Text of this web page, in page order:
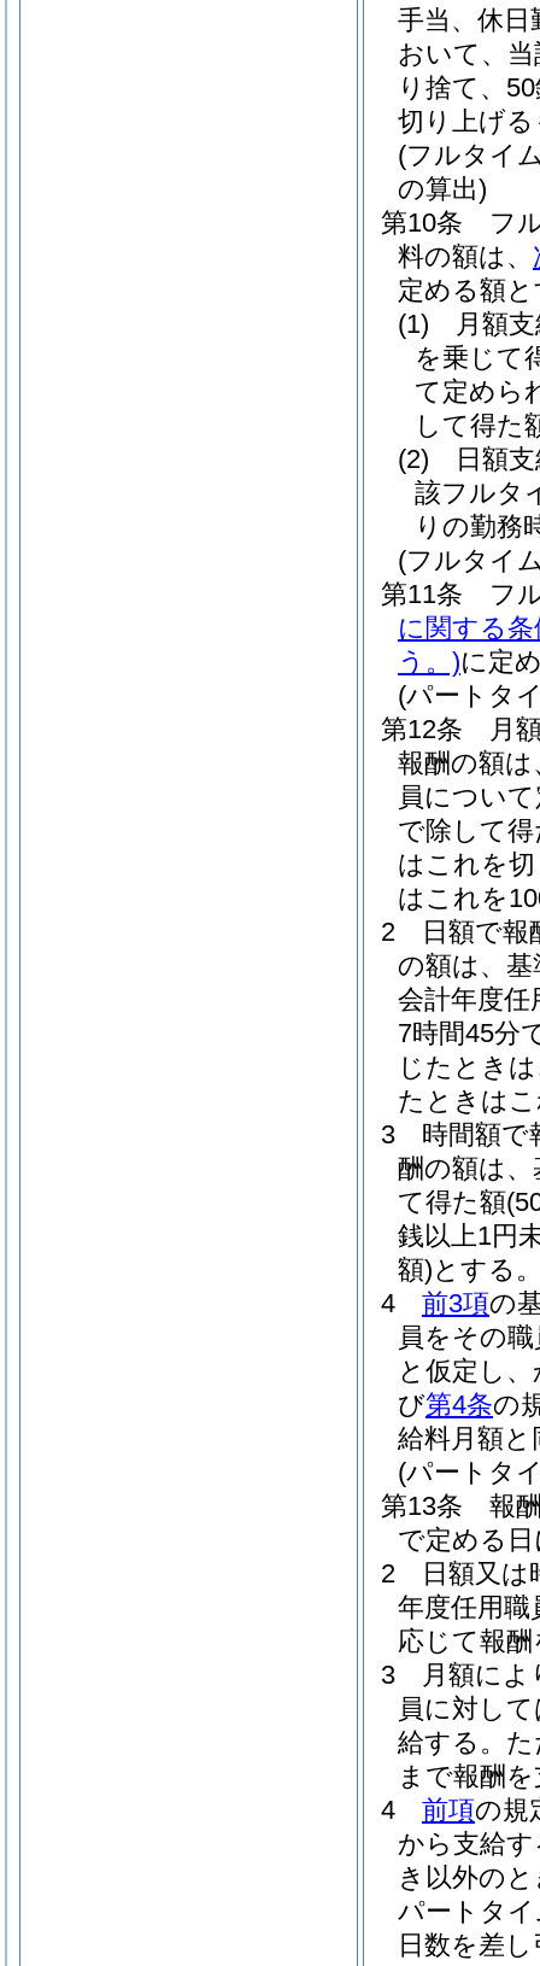
手当、休日
おいて、
り捨て、
切り上げ
(フルタイ
の算出)
第10条
フ
料の額は、
定める額
(1)
月額
を乗じて
て定めら
して得た
(2)
日額
該フルタ
りの勤務
(フルタイ
第11条
フ
に関する条
う。)に定
(パートタ
第12条
月
報酬の額
員につい
で除して
はこれを
はこれを
2
日額で
の額は、
会計年度
7時間45分
じたとき
たときは
3
時間額で
酬の額は
て得た額
銭以上1円
額)とする
4
前3項の
員をその
と仮定し
び第4条の
給料月額
(パートタ
第13条
報
で定める
2
日額又
年度任用
応じて報
3
月額に
員に対し
給する。
まで報酬
4
前項の規
から支給
き以外の
パートタ
日数を差